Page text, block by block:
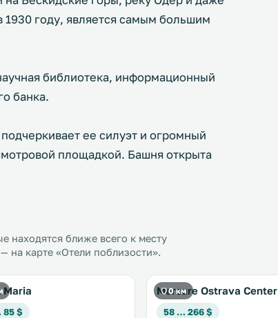
году, является самым большим
библиотека, информационный
банка.
ее силуэт и огромный
площадкой. Башня открыта
находятся ближе всего к месту
на карте «Отели поблизости».
Maria
85 $
0 км
Mercure Ostrava Center
58 … 266 $